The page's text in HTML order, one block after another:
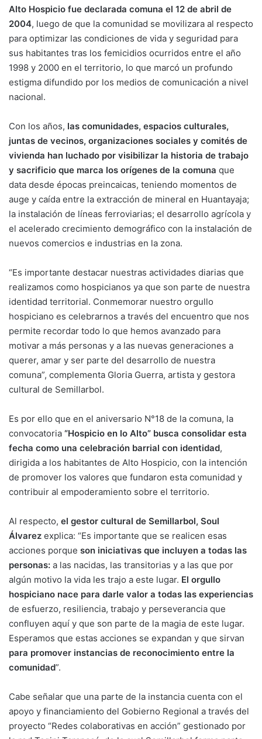
Alto Hospicio fue declarada comuna el 12 de abril de
2004, luego de que la comunidad se movilizara al respecto
para optimizar las condiciones de vida y seguridad para
sus habitantes tras los femicidios ocurridos entre el año
1998 y 2000 en el territorio, lo que marcó un profundo
estigma difundido por los medios de comunicación a nivel
nacional.
Con los años, las comunidades, espacios culturales,
juntas de vecinos, organizaciones sociales y comités de
vivienda han luchado por visibilizar la historia de trabajo
y sacrificio que marca los orígenes de la comuna que
data desde épocas preincaicas, teniendo momentos de
auge y caída entre la extracción de mineral en Huantayaja;
la instalación de líneas ferroviarias; el desarrollo agrícola y
el acelerado crecimiento demográfico con la instalación de
nuevos comercios e industrias en la zona.
“Es importante destacar nuestras actividades diarias que
realizamos como hospicianos ya que son parte de nuestra
identidad territorial. Conmemorar nuestro orgullo
hospiciano es celebrarnos a través del encuentro que nos
permite recordar todo lo que hemos avanzado para
motivar a más personas y a las nuevas generaciones a
querer, amar y ser parte del desarrollo de nuestra
comuna”, complementa Gloria Guerra, artista y gestora
cultural de Semillarbol.
Es por ello que en el aniversario N°18 de la comuna, la
convocatoria “Hospicio en lo Alto” busca consolidar esta
fecha como una celebración barrial con identidad,
dirigida a los habitantes de Alto Hospicio, con la intención
de promover los valores que fundaron esta comunidad y
contribuir al empoderamiento sobre el territorio.
Al respecto, el gestor cultural de Semillarbol, Soul
Álvarez explica: “Es importante que se realicen esas
acciones porque son iniciativas que incluyen a todas las
personas: a las nacidas, las transitorias y a las que por
algún motivo la vida les trajo a este lugar. El orgullo
hospiciano nace para darle valor a todas las experiencias
de esfuerzo, resiliencia, trabajo y perseverancia que
confluyen aquí y que son parte de la magia de este lugar.
Esperamos que estas acciones se expandan y que sirvan
para promover instancias de reconocimiento entre la
comunidad”.
Cabe señalar que una parte de la instancia cuenta con el
apoyo y financiamiento del Gobierno Regional a través del
proyecto “Redes colaborativas en acción” gestionado por